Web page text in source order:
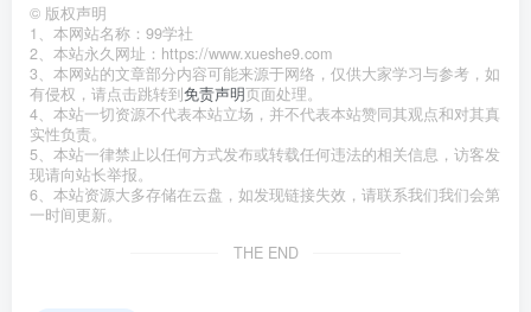
© 版权声明
1、本网站名称：99学社
2、本站永久网址：https://www.xueshe9.com
3、本网站的文章部分内容可能来源于网络，仅供大家学习与参考，如
有侵权，请点击跳转到免责声明页面处理。
4、本站一切资源不代表本站立场，并不代表本站赞同其观点和对其真
实性负责。
5、本站一律禁止以任何方式发布或转载任何违法的相关信息，访客发
现请向站长举报。
6、本站资源大多存储在云盘，如发现链接失效，请联系我们我们会第
一时间更新。
THE END